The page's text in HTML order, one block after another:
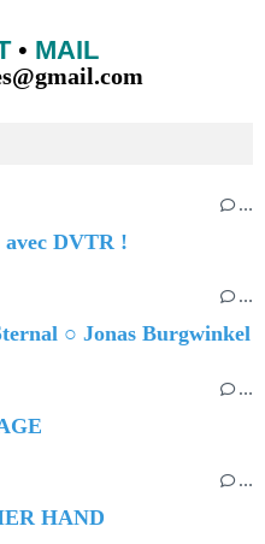
…
DVTR !
…
○ Jonas Burgwinkel
…
…
HAND
• MAIL